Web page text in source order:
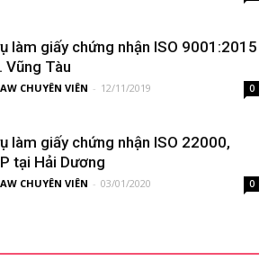
làm giấy chứng nhận ISO 9001:2015
Vũng Tàu
CHUYÊN VIÊN - 12/11/2019 0
làm giấy chứng nhận ISO 22000,
tại Hải Dương
CHUYÊN VIÊN - 03/01/2020 0